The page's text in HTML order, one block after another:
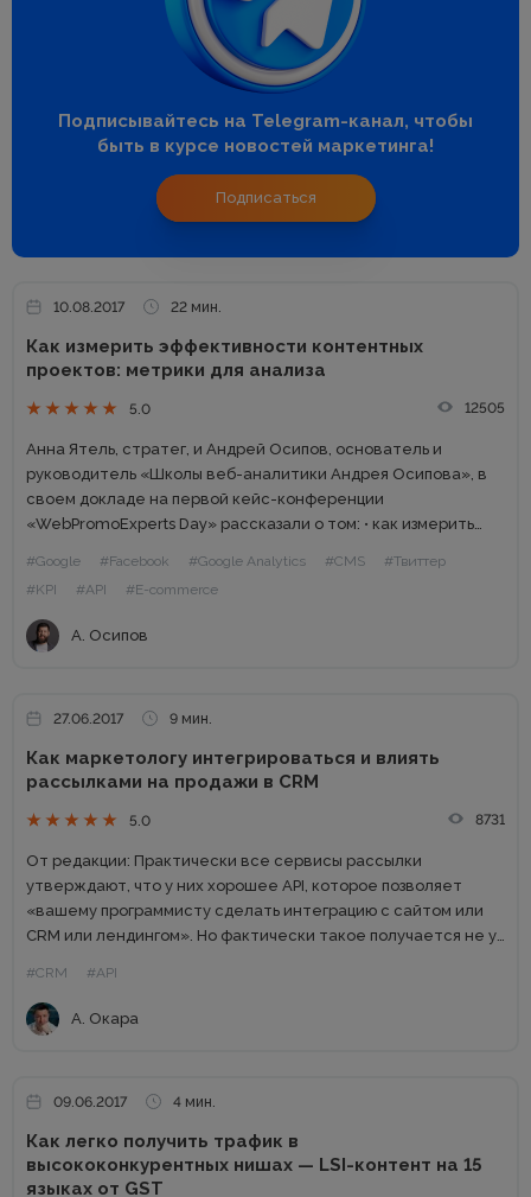
Подписывайтесь на Telegram-канал, чтобы
быть в курсе новостей маркетинга!
Подписаться
10.08.2017 22 мин.
Как измерить эффективности контентных
проектов: метрики для анализа
5.0 12505
Анна Ятель, стратег, и Андрей Осипов, основатель и
руководитель «Школы веб-аналитики Андрея Осипова», в
своем докладе на первой кейс-конференции
«WebPromoExperts Day» рассказали о том: • как измерить
#Google #Facebook #Google Analytics #CMS
#Твиттер
#KPI
#API #E-commerce
А. Осипов
27.06.2017 9 мин.
Как маркетологу интегрироваться и влиять
рассылками на продажи в CRM
5.0 8731
От редакции: Практически все сервисы рассылки
утверждают, что у них хорошее API, которое позволяет
«вашему программисту сделать интеграцию с сайтом или
CRM или лендингом». Но фактически такое получается не у
#CRM #API
А. Окара
09.06.2017 4 мин.
Как легко получить трафик в
высококонкурентных нишах — LSI-контент на 15
языках от GST